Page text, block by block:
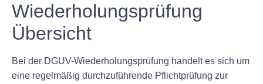
Wiederholungsprüfung
Übersicht
Bei der DGUV-Wiederholungsprüfung handelt es sich um
eine regelmäßig durchzuführende Pflichtprüfung zur